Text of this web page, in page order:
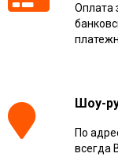
Оплата
Шоу-
По
всегда